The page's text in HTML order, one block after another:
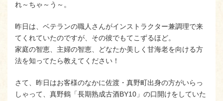
れ～ちゃ～う～。
昨日は、ベテランの職人さんがインストラクター兼調理で来
てくれていたのですが、その彼でもてこずるほど。
家庭の智恵、主婦の智恵、どなたか美しく甘海老を向ける方
法を知ってたら教えてください！
さて、昨日はお客様のなかに佐渡・真野町出身の方がいらっ
しゃって、真野鶴「長期熟成古酒BY10」の口開けをしていた